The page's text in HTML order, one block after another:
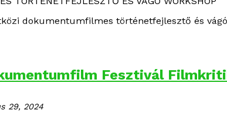
dokumentumfilmes történetfejlesztő és vágó
Fesztivál
29, 2024